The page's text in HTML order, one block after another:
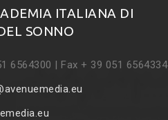
ITALIANA DI
SONNO
6564300 | Fax + 39 051 6564334